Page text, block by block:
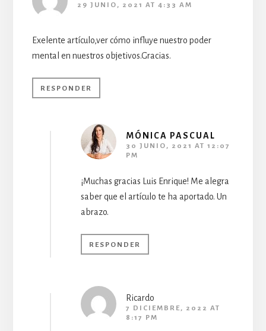
29 JUNIO, 2021 AT 4:33 AM
Exelente artículo,ver cómo influye nuestro poder
mental en nuestros objetivos.Gracias.
RESPONDER
MÓNICA PASCUAL
30 JUNIO, 2021 AT 12:07
PM
¡Muchas gracias Luis Enrique! Me alegra
saber que el artículo te ha aportado. Un
abrazo.
RESPONDER
Ricardo
7 DICIEMBRE, 2022 AT
8:17 PM